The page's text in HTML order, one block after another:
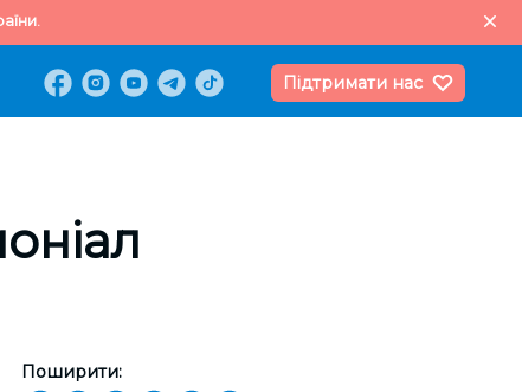
Підтримати нас
Поширити: